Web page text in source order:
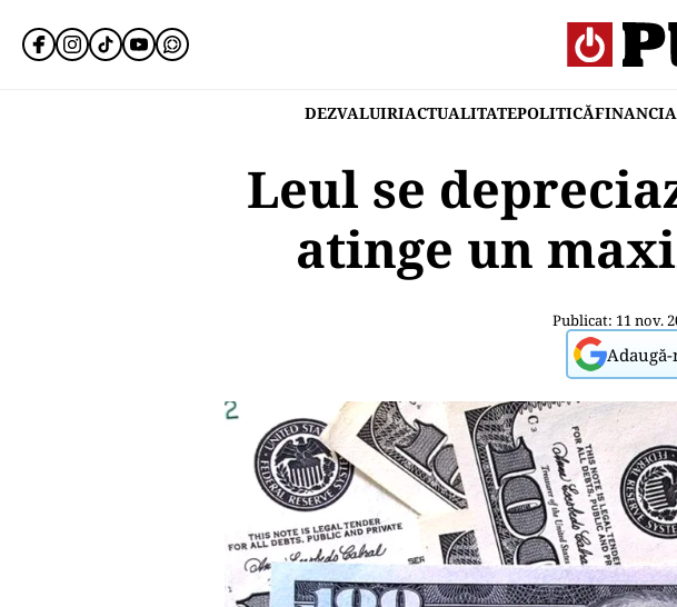
DEZVALUIRIACTUALITATEPOLITICĂ
Leul se
atinge un
Publicat: 11 nov.